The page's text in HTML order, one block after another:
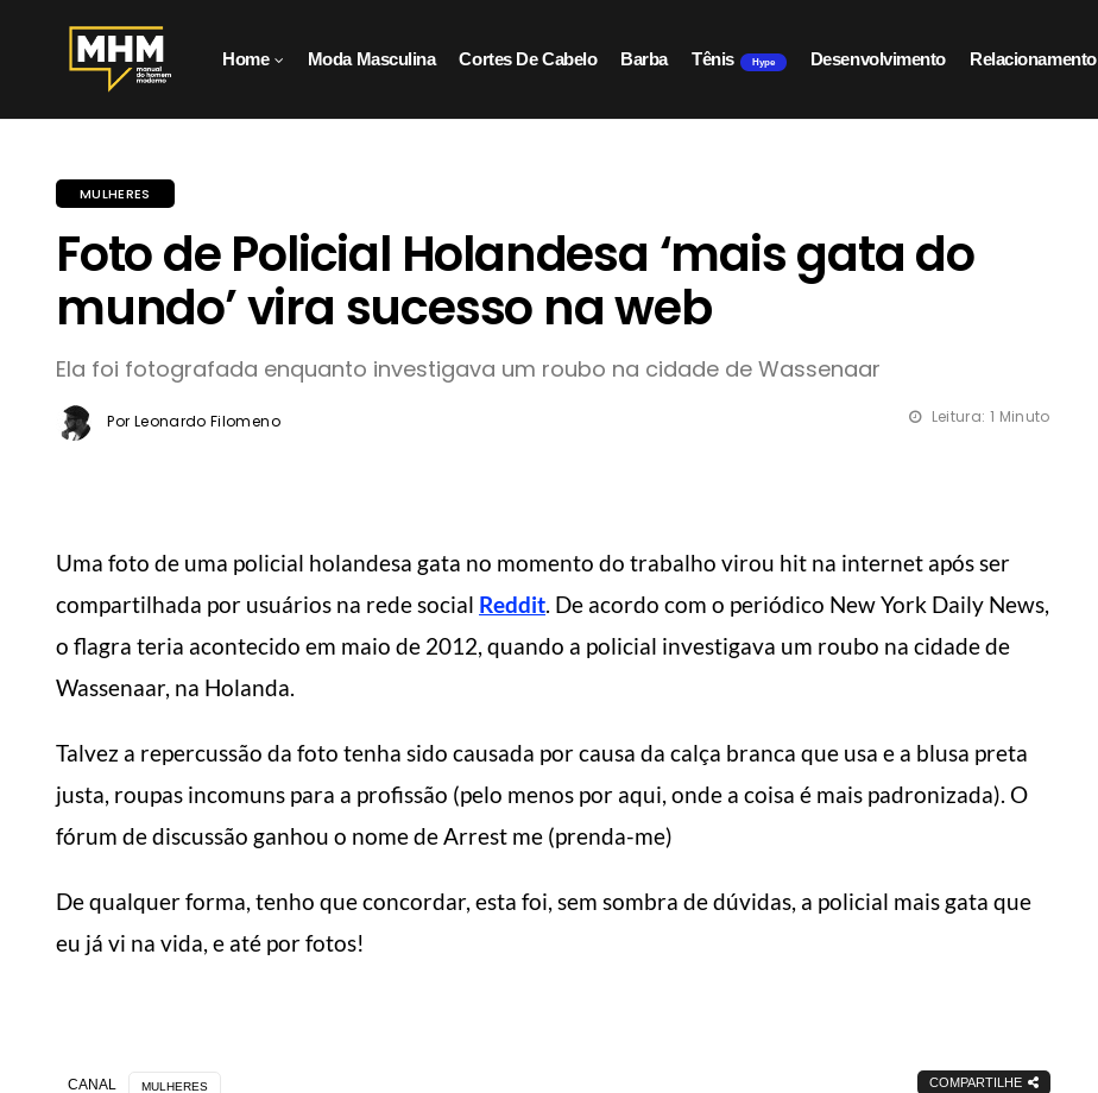
Home Moda Masculina Cortes De Cabelo Barba Tênis Hype Desenvolvimento Relacionamento
MULHERES
Foto de Policial Holandesa ‘mais gata do
mundo’ vira sucesso na web
Ela foi fotografada enquanto investigava um roubo na cidade de Wassenaar
Por Leonardo Filomeno Leitura: 1 Minuto
Uma foto de uma policial holandesa gata no momento do trabalho virou hit na internet após ser
compartilhada por usuários na rede social Reddit. De acordo com o periódico New York Daily News,
o flagra teria acontecido em maio de 2012, quando a policial investigava um roubo na cidade de
Wassenaar, na Holanda.
Talvez a repercussão da foto tenha sido causada por causa da calça branca que usa e a blusa preta
justa, roupas incomuns para a profissão (pelo menos por aqui, onde a coisa é mais padronizada). O
fórum de discussão ganhou o nome de Arrest me (prenda-me)
De qualquer forma, tenho que concordar, esta foi, sem sombra de dúvidas, a policial mais gata que
eu já vi na vida, e até por fotos!
CANAL MULHERES COMPARTILHE